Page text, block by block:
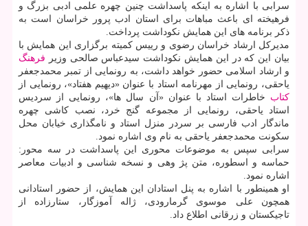
سرابی با اشاره به اینكه پاسداشت چنین چهره علمی ادبی بزرگ و
فرهیخته ای باعث مباهات برای استان ادب پرور خراسان است به
ذكر برنامه های این همایش نكوداشت پرداخت.
مدیركل ارشاد خراسان رضوی و رییس كمیته برگزاری این همایش با
بیان این كه در این همایش نكوداشت سیدعباس صالحی وزیر فرهنگ
و ارشاد اسلامی حضور خواهد داشت، به رونمایی از تمبر محمدجعفر
یاحقی، رونمایی از مهرنامه استاد با عنوان «دیهیم هفتاد»، رونمایی از
كتاب خاطرات استاد با عنوان «آن سال ها»، رونمایی از سردیس
استاد یاحقی، رونمایی از مجموعه گنج خرد، نصب كاشی چهره
ماندگار ادب فارسی بر سردر منزل استاد و نامگذاری خیابان محل
سكونت محمدجعفر یاحقی به نام وی اشاره نمود.
سرابی سپس به موضوعات محوری این پاسداشت در سه محور:
حماسه و اسطوره، متن پژ وهی و نسخه شناسی و ادبیات معاصر
اشاره نمود.
او همینطور با اشاره به پنل استادان این همایش، از حضور استادانی
همچون علی موسوی گرمارودی، ژاله آموزگار، ستارزاده از
تاجیكستان و زرقانی اطلاع داد.